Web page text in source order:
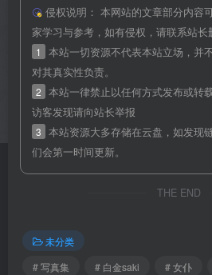
侵权说明： 本网站的文章部分内容
家学习与参考，如有侵权，请联系站长
1
本站一切资源不代表本站立场，并
对其真实性负责。
2 本站一律禁止以任何方式发布或转
访客发现请向站长举报
3 本站资源大多存储在云盘，如发现
们会第一时间更新。
THE END
未分类
# 写真集
# 白金saki # 女仆